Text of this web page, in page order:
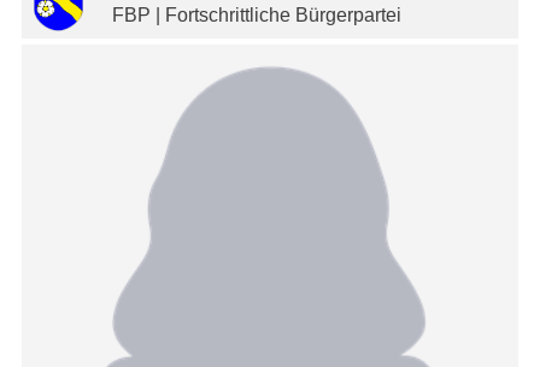
FBP | Fortschrittliche Bürgerpartei